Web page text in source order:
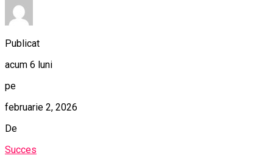
Publicat
acum 6 luni
pe
februarie 2, 2026
De
Succes